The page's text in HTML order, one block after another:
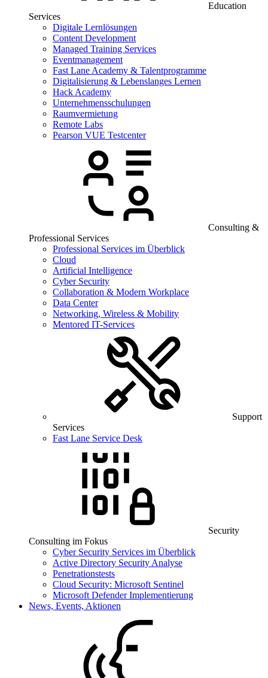
Education
Services
Digitale Lernlösungen
Content Development
Managed Training Services
Eventmanagement
Fast Lane Academy & Talentprogramme
Digitalisierung & Lebenslanges Lernen
Hack Academy
Unternehmensschulungen
Raumvermietung
Remote Labs
Pearson VUE Testcenter
Consulting &
Professional Services
Professional Services im Überblick
Cloud
Artificial Intelligence
Cyber Security
Collaboration & Modern Workplace
Data Center
Networking, Wireless & Mobility
Mentored IT-Services
Support
Services
Fast Lane Service Desk
Security
Consulting im Fokus
Cyber Security Services im Überblick
Active Directory Security Analyse
Penetrationstests
Cloud Security: Microsoft Sentinel
Microsoft Defender Implementierung
News, Events, Aktionen